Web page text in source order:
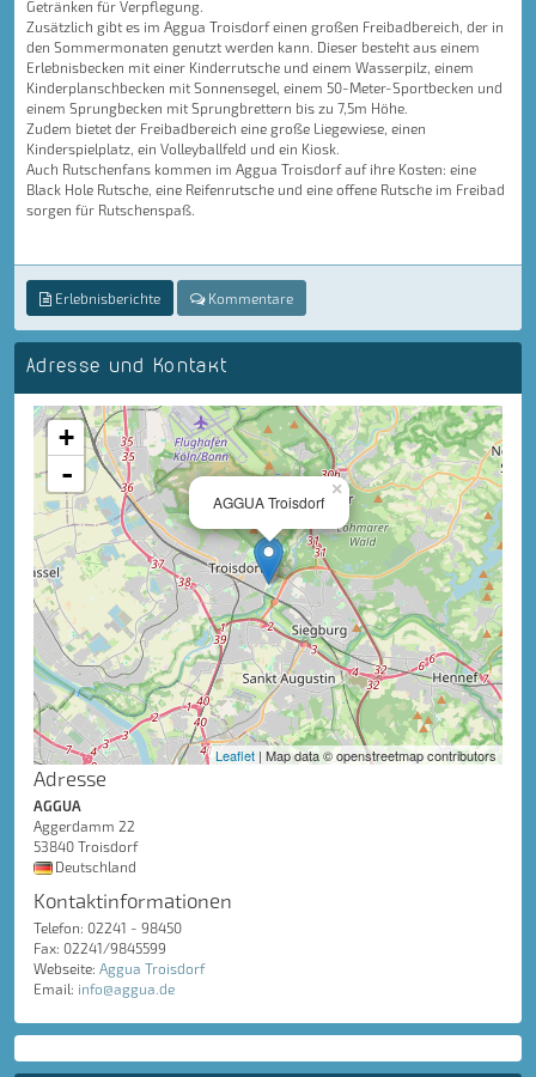
Getränken für Verpflegung.
Zusätzlich gibt es im Aggua Troisdorf einen großen Freibadbereich, der in
den Sommermonaten genutzt werden kann. Dieser besteht aus einem
Erlebnisbecken mit einer Kinderrutsche und einem Wasserpilz, einem
Kinderplanschbecken mit Sonnensegel, einem 50-Meter-Sportbecken und
einem Sprungbecken mit Sprungbrettern bis zu 7,5m Höhe.
Zudem bietet der Freibadbereich eine große Liegewiese, einen
Kinderspielplatz, ein Volleyballfeld und ein Kiosk.
Auch Rutschenfans kommen im Aggua Troisdorf auf ihre Kosten: eine
Black Hole Rutsche, eine Reifenrutsche und eine offene Rutsche im Freibad
sorgen für Rutschenspaß.
Erlebnisberichte Kommentare
Adresse und Kontakt
×
AGGUA Troisdorf
+
-
Leaflet | Map data © openstreetmap contributors
Adresse
AGGUA
Aggerdamm 22
53840 Troisdorf
Deutschland
Kontaktinformationen
Telefon: 02241 - 98450
Fax: 02241/9845599
Webseite: Aggua Troisdorf
Email: info@aggua.de